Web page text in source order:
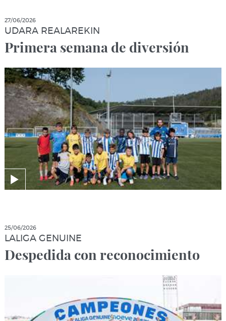
27/06/2026
UDARA REALAREKIN
Primera semana de diversión
25/06/2026
LALIGA GENUINE
Despedida con reconocimiento